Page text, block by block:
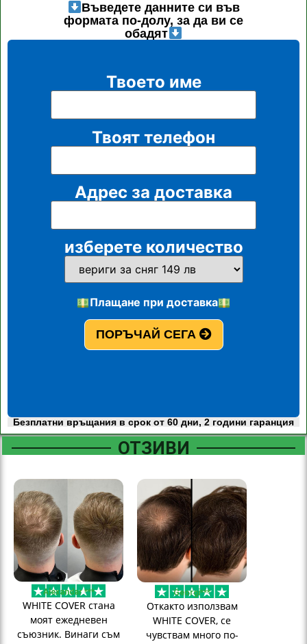
Въведете данните си във
формата по-долу, за да ви се
обадят
Твоето име
Твоят телефон
Адрес за доставка
изберете количество
Плащане при доставка
ПОРЪЧАЙ СЕГА
Безплатни връщания в срок от 60 дни, 2 години гаранция
ОТЗИВИ
Alexandar ***
WHITE COVER стана
моят ежедневен
съюзник. Винаги съм
Georgi***
Откакто използвам
WHITE COVER, се
чувствам много по-